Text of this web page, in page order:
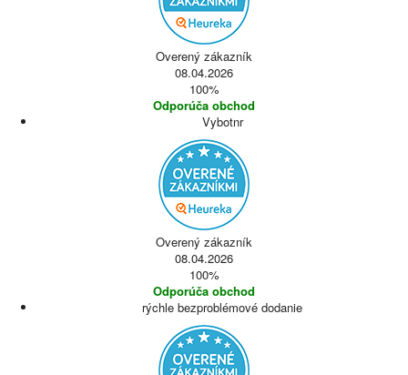
Overený zákazník
08.04.2026
100%
Odporúča obchod
Vybotnr
Overený zákazník
08.04.2026
100%
Odporúča obchod
rýchle bezproblémové dodanie